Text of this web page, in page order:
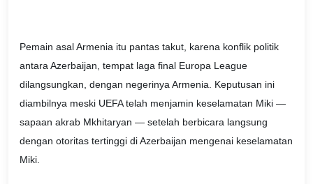
Pemain asal Armenia itu pantas takut, karena konflik politik
antara Azerbaijan, tempat laga final Europa League
dilangsungkan, dengan negerinya Armenia. Keputusan ini
diambilnya meski UEFA telah menjamin keselamatan Miki —
sapaan akrab Mkhitaryan — setelah berbicara langsung
dengan otoritas tertinggi di Azerbaijan mengenai keselamatan
Miki.